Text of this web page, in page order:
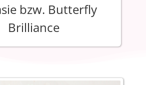
bzw. Butterfly
Brilliance